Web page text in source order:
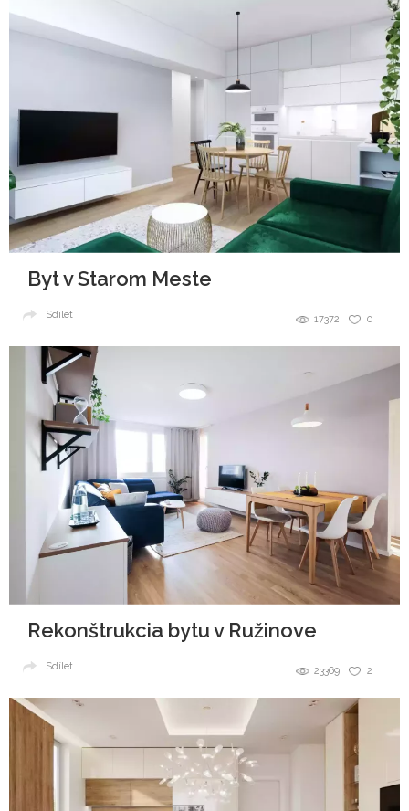
Byt v Starom Meste
0
17372
Sdílet
Rekonštrukcia bytu v Ružinove
2
23369
Sdílet